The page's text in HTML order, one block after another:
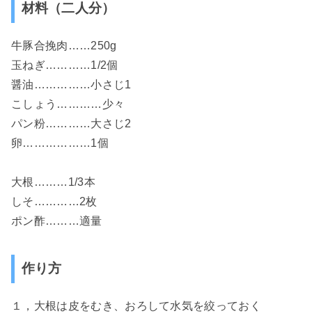
材料（二人分）
牛豚合挽肉……250g
玉ねぎ…………1/2個
醤油……………小さじ1
こしょう…………少々
パン粉…………大さじ2
卵………………1個
大根………1/3本
しそ…………2枚
ポン酢………適量
作り方
１，大根は皮をむき、おろして水気を絞っておく